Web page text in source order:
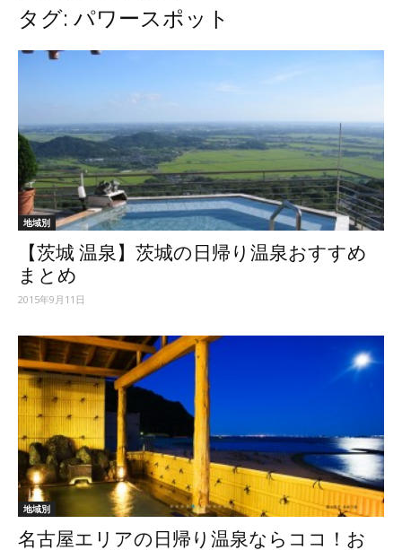
Yutty!
ッ
テ
ィ】
タグ: パワースポット
地域別
【茨城 温泉】茨城の日帰り温泉おすすめ
まとめ
2015年9月11日
地域別
名古屋エリアの日帰り温泉ならココ！お